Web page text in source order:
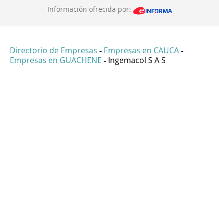
Información ofrecida por:
Directorio de Empresas - Empresas en CAUCA -
Empresas en GUACHENE - Ingemacol S A S